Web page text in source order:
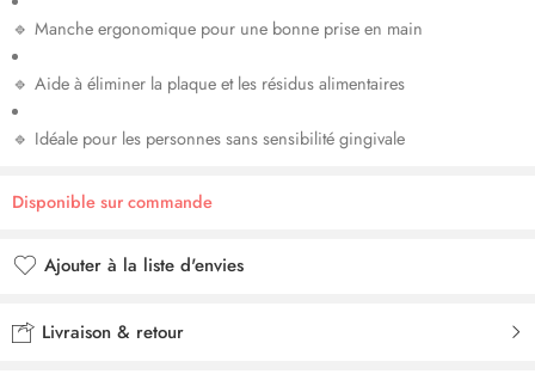
🔹 Manche ergonomique pour une bonne prise en main
🔹 Aide à éliminer la plaque et les résidus alimentaires
🔹 Idéale pour les personnes sans sensibilité gingivale
Disponible sur commande
Ajouter à la liste d'envies
Livraison & retour